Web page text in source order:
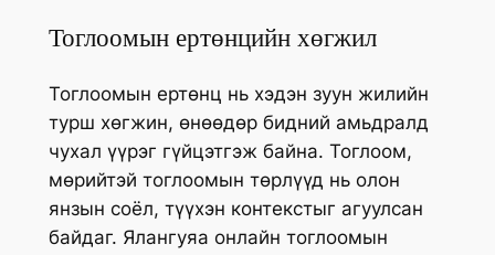
Тоглоомын ертөнцийн хөгжил
Тоглоомын ертөнц нь хэдэн зуун жилийн
турш хөгжин, өнөөдөр бидний амьдралд
чухал үүрэг гүйцэтгэж байна. Тоглоом,
мөрийтэй тоглоомын төрлүүд нь олон
янзын соёл, түүхэн контекстыг агуулсан
байдаг. Ялангуяа онлайн тоглоомын